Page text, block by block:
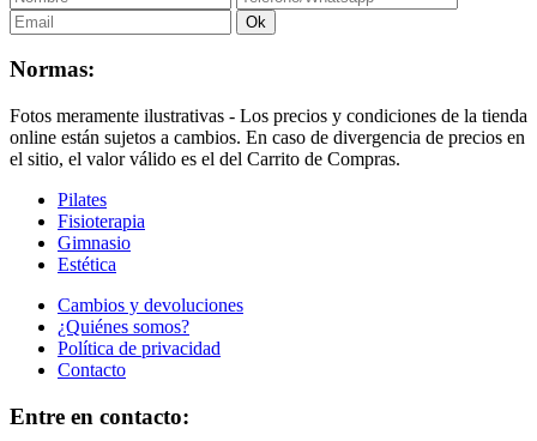
Ok
Normas:
Fotos meramente ilustrativas - Los precios y condiciones de la tienda
online están sujetos a cambios. En caso de divergencia de precios en
el sitio, el valor válido es el del Carrito de Compras.
Pilates
Fisioterapia
Gimnasio
Estética
Cambios y devoluciones
¿Quiénes somos?
Política de privacidad
Contacto
Entre en contacto: